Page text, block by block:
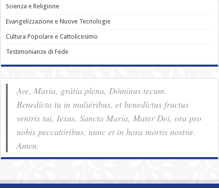
Scienza e Religione
Evangelizzazione e Nuove Tecnologie
Cultura Popolare e Cattolicesimo
Testimonianze di Fede
Ave, Maria, grátia plena, Dóminus tecum.
Benedícta tu in muliéribus, et benedíctus fructus
ventris tui, Iesus. Sancta Maria, Mater Dei, ora pro
nobis pec­ca­tóribus, nunc et in hora mortis nostræ.
Amen.